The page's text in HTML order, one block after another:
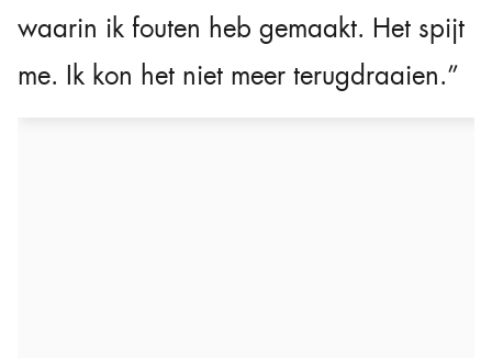
waarin ik fouten heb gemaakt. Het spijt
me. Ik kon het niet meer terugdraaien.”